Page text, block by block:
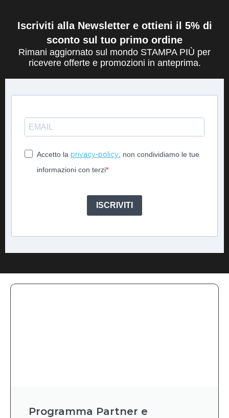
Iscriviti alla Newsletter e ottieni il 5% di
sconto sul tuo primo ordine
Rimani aggiornato sul mondo STAMPA PIÙ per
ricevere offerte e promozioni in anteprima.
Accetto la privacy-policy , non condividiamo le tue
informazioni con terzi
ISCRIVITI
Programma Partner e